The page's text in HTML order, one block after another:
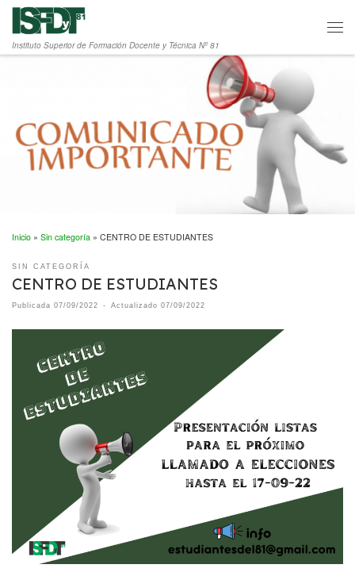
Saltar al contenido
Instituto Superior de Formación Docente y Técnica Nº 81
Inicio » Sin categoría » CENTRO DE ESTUDIANTES
SIN CATEGORÍA
CENTRO DE ESTUDIANTES
Publicada 07/09/2022 - Actualizado 07/09/2022